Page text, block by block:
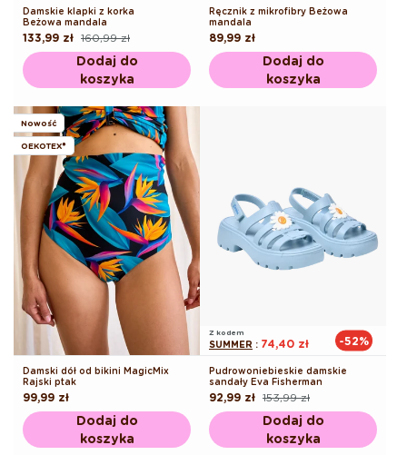
Damskie klapki z korka
Beżowa mandala
Cena
regularna
160,99 zł
Cena
promocyjna
133,99 zł
Dodaj do
koszyka
Ręcznik z mikrofibry Beżowa
mandala
Cena
regularna
89,99 zł
Dodaj do
koszyka
Nowość
OEKOTEX®
Damski dół od bikini MagicMix
Rajski ptak
Cena
regularna
99,99 zł
Dodaj do
koszyka
Z kodem
SUMMER : 74,40 zł -52%
Pudrowoniebieskie damskie
sandały Eva Fisherman
Cena
regularna
153,99 zł
Cena
promocyjna
92,99 zł
Dodaj do
koszyka